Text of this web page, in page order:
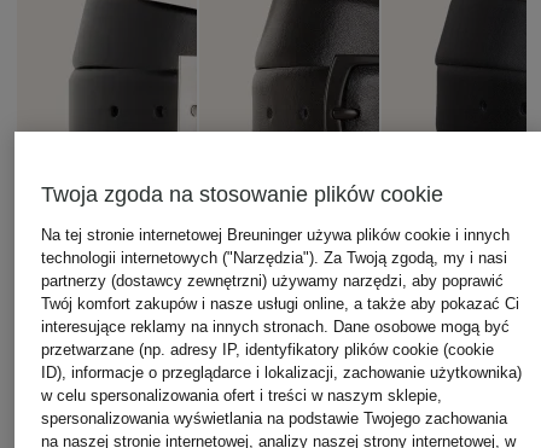
PAUL STROKESMAN'S
Twoja zgoda na stosowanie plików cookie
Na tej stronie internetowej Breuninger używa plików cookie i innych
technologii internetowych ("Narzędzia"). Za Twoją zgodą, my i nasi
partnerzy (dostawcy zewnętrzni) używamy narzędzi, aby poprawić
Twój komfort zakupów i nasze usługi online, a także aby pokazać Ci
interesujące reklamy na innych stronach. Dane osobowe mogą być
przetwarzane (np. adresy IP, identyfikatory plików cookie (cookie
ID), informacje o przeglądarce i lokalizacji, zachowanie użytkownika)
w celu spersonalizowania ofert i treści w naszym sklepie,
spersonalizowania wyświetlania na podstawie Twojego zachowania
na naszej stronie internetowej, analizy naszej strony internetowej, w